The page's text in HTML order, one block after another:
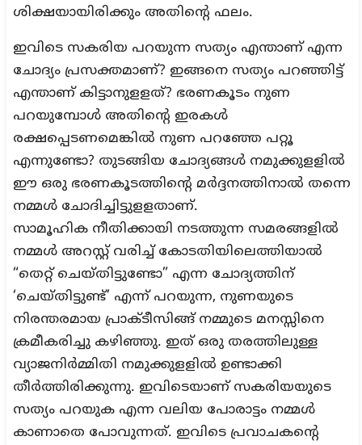
ശിക്ഷയായിരിക്കും അതിന്‍റെ ഫലം.
ഇവിടെ സകരിയ പറയുന്ന സത്യം എന്താണ് എന്ന
ചോദ്യം പ്രസക്തമാണ്? ഇങ്ങനെ സത്യം പറഞ്ഞിട്ട്‌
എന്താണ് കിട്ടാനുളളത്? ഭരണകൂടം നുണ
പറയുമ്പോള്‍ അതിന്‍റെ ഇരകള്‍
രക്ഷപ്പെടണമെങ്കില്‍ നുണ പറഞ്ഞേ പറ്റൂ
എന്നുണ്ടോ? തുടങ്ങിയ ചോദ്യങ്ങള്‍ നമുക്കുളളില്‍
ഈ ഒരു ഭരണകൂടത്തിന്‍റെ മര്‍ദ്ദനത്തിനാല്‍ തന്നെ
നമ്മള്‍ ചോദിച്ചിട്ടുളളതാണ്.
സാമൂഹിക നീതിക്കായി നടത്തുന്ന സമരങ്ങളില്‍
നമ്മള്‍ അറസ്റ്റ് വരിച്ച് കോടതിയിലെത്തിയാല്‍
“തെറ്റ് ചെയ്തിട്ടുണ്ടോ” എന്ന ചോദ്യത്തിന്
‘ചെയ്തിട്ടുണ്ട്’ എന്ന് പറയുന്ന, നുണയുടെ
നിരന്തരമായ പ്രാക്ടീസിങ്ങ് നമ്മുടെ മനസ്സിനെ
ക്രമീകരിച്ചു കഴിഞ്ഞു. ഇത് ഒരു തരത്തിലുള്ള
വ്യാജനിര്‍മ്മിതി നമുക്കുളളില്‍ ഉണ്ടാക്കി
തീര്‍ത്തിരിക്കുന്നു. ഇവിടെയാണ് സകരിയയുടെ
സത്യം പറയുക എന്ന വലിയ പോരാട്ടം നമ്മള്‍
കാണാതെ പോവുന്നത്. ഇവിടെ പ്രവാചകന്‍റെ